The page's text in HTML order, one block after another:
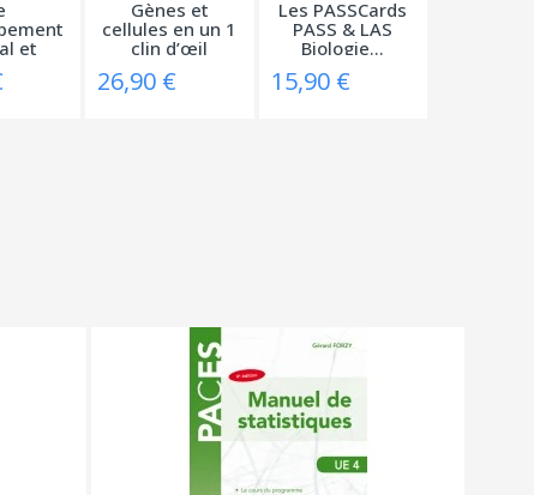
et
Gènes et
cellules en un 1
clin d’œil
26,90 €
Les PASSCards
PASS & LAS
Biologie...
15,90 €